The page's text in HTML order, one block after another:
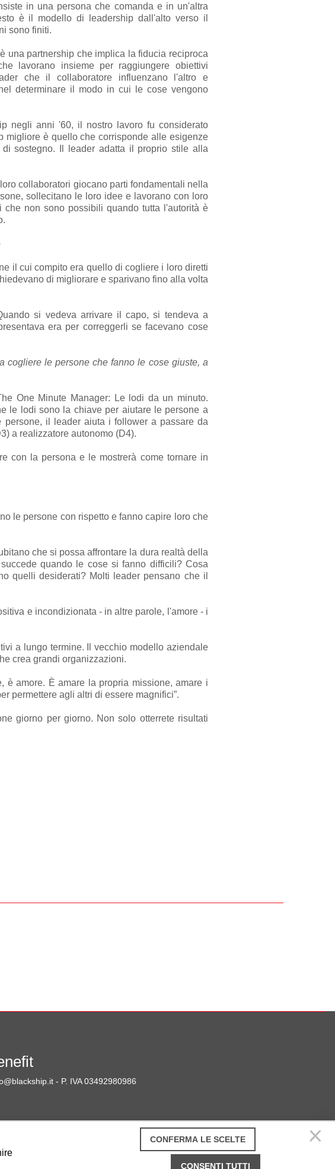
in una persona che comanda e in un'altra
è il modello di leadership dall'alto verso il
sono finiti.
una partnership che implica la fiducia reciproca
lavorano insieme per raggiungere obiettivi
che il collaboratore influenzano l'altro e
determinare il modo in cui le cose vengono
negli anni '60, il nostro lavoro fu considerato
migliore è quello che corrisponde alle esigenze
sostegno. Il leader adatta il proprio stile alla
collaboratori giocano parti fondamentali nella
sollecitano le loro idee e lavorano con loro
che non sono possibili quando tutta l'autorità è
il cui compito era quello di cogliere i loro diretti
di migliorare e sparivano fino alla volta
si vedeva arrivare il capo, si tendeva a
era per correggerli se facevano cose
cogliere le persone che fanno le cose giuste, a
One Minute Manager: Le lodi da un minuto.
le lodi sono la chiave per aiutare le persone a
il leader aiuta i follower a passare da
a realizzatore autonomo (D4).
con la persona e le mostrerà come tornare in
le persone con rispetto e fanno capire loro che
che si possa affrontare la dura realtà della
quando le cose si fanno difficili? Cosa
quelli desiderati? Molti leader pensano che il
e incondizionata - in altre parole, l'amore - i
a lungo termine. Il vecchio modello aziendale
crea grandi organizzazioni.
è amore. È amare la propria missione, amare i
permettere agli altri di essere magnifici”.
giorno per giorno. Non solo otterrete risultati
- P. IVA 03492980986
CONFERMA LE SCELTE
CONSENTI TUTTI